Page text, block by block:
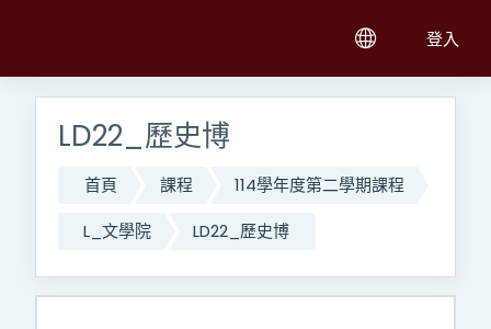
登入
LD22_歷史博
首頁 課程
114學年度第二學期課程
L_文學院
LD22_歷史博